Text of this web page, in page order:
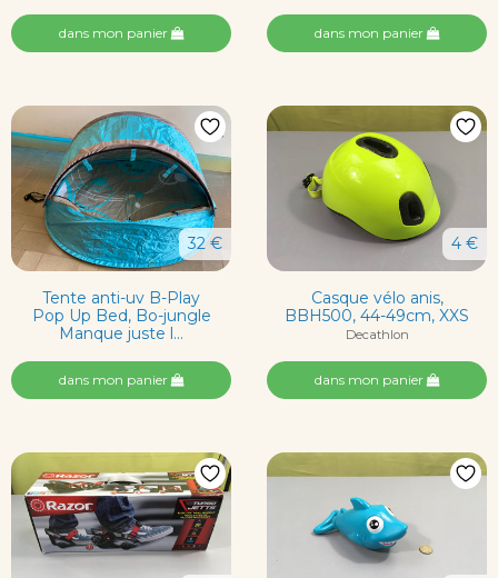
dans mon panier dans mon panier
32 €
Tente anti-uv B-Play
Pop Up Bed, Bo-jungle
Manque juste l...
dans mon panier
4 €
Casque vélo anis,
BBH500, 44-49cm, XXS
Decathlon
dans mon panier